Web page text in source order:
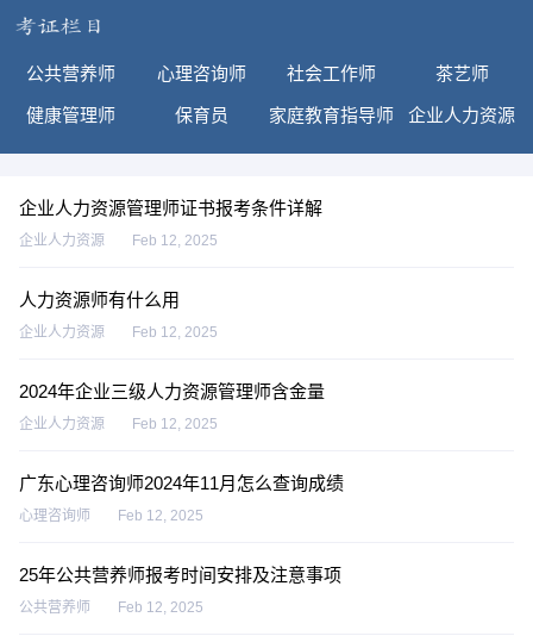
公共营养师 心理咨询师 社会工作师 茶艺师
健康管理师 保育员 家庭教育指导师 企业人力资源
企业人力资源管理师证书报考条件详解
企业人力资源 Feb 12, 2025
人力资源师有什么用
企业人力资源 Feb 12, 2025
2024年企业三级人力资源管理师含金量
企业人力资源 Feb 12, 2025
广东心理咨询师2024年11月怎么查询成绩
心理咨询师 Feb 12, 2025
25年公共营养师报考时间安排及注意事项
公共营养师 Feb 12, 2025